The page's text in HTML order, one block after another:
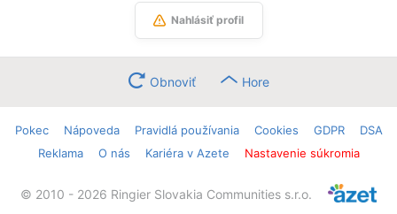
Nahlásiť profil
Obnoviť Hore
Pokec Nápoveda Pravidlá používania Cookies GDPR
DSA
Reklama
O nás Kariéra v Azete Nastavenie súkromia
© 2010 - 2026 Ringier Slovakia Communities s.r.o.